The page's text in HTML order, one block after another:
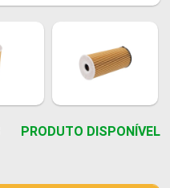
PRODUTO DISPONÍVEL